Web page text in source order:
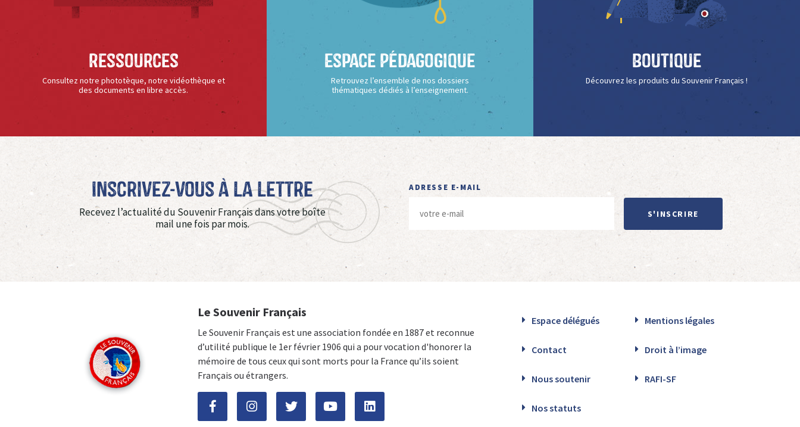
Ressources
Consultez notre phototèque, notre vidéothèque et
des documents en libre accès.
Espace Pédagogique
Retrouvez l’ensemble de nos dossiers
thématiques dédiés à l’enseignement.
Boutique
Découvrez les produits du Souvenir Français !
Inscrivez-vous à La Lettre
Recevez l’actualité du Souvenir Français dans votre boîte
mail une fois par mois.
ADRESSE E-MAIL
S'INSCRIRE
Le Souvenir Français
Le Souvenir Français est une association fondée en 1887 et reconnue
d’utilité publique le 1er février 1906 qui a pour vocation d'honorer la
mémoire de tous ceux qui sont morts pour la France qu’ils soient
Français ou étrangers.
Espace délégués Mentions légales
Contact Droit à l’image
Nous soutenir RAFI-SF
Nos statuts